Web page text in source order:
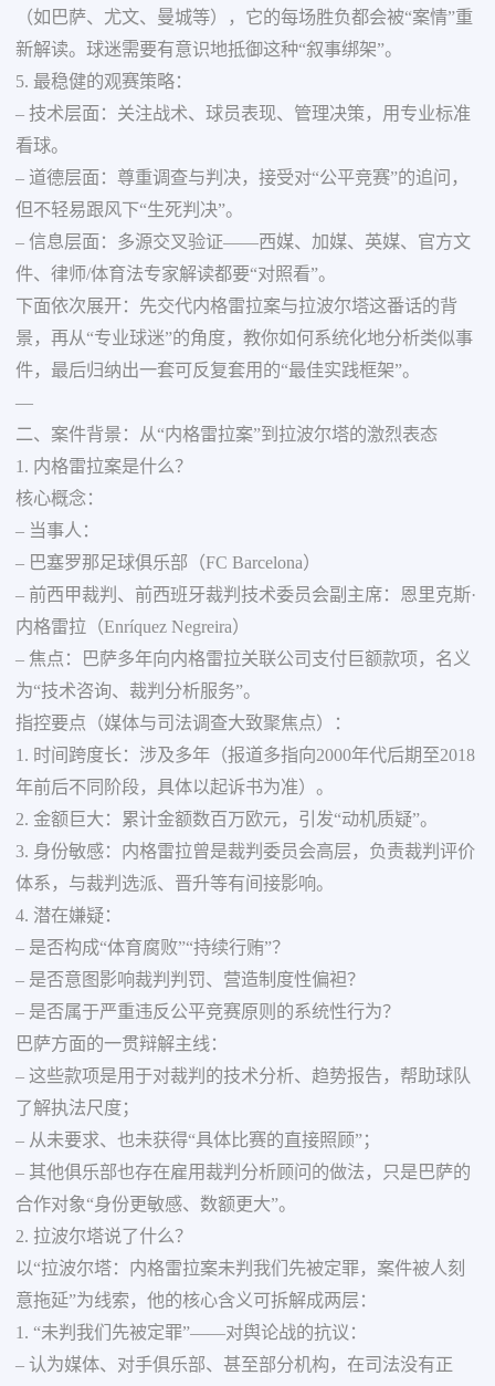
（如巴萨、尤文、曼城等），它的每场胜负都会被“案情”重
新解读。球迷需要有意识地抵御这种“叙事绑架”。
5. 最稳健的观赛策略：
– 技术层面：关注战术、球员表现、管理决策，用专业标准
看球。
– 道德层面：尊重调查与判决，接受对“公平竞赛”的追问，
但不轻易跟风下“生死判决”。
– 信息层面：多源交叉验证——西媒、加媒、英媒、官方文
件、律师/体育法专家解读都要“对照看”。
下面依次展开：先交代内格雷拉案与拉波尔塔这番话的背
景，再从“专业球迷”的角度，教你如何系统化地分析类似事
件，最后归纳出一套可反复套用的“最佳实践框架”。
—
二、案件背景：从“内格雷拉案”到拉波尔塔的激烈表态
1. 内格雷拉案是什么？
核心概念：
– 当事人：
– 巴塞罗那足球俱乐部（FC Barcelona）
– 前西甲裁判、前西班牙裁判技术委员会副主席：恩里克斯·
内格雷拉（Enríquez Negreira）
– 焦点：巴萨多年向内格雷拉关联公司支付巨额款项，名义
为“技术咨询、裁判分析服务”。
指控要点（媒体与司法调查大致聚焦点）：
1. 时间跨度长：涉及多年（报道多指向2000年代后期至2018
年前后不同阶段，具体以起诉书为准）。
2. 金额巨大：累计金额数百万欧元，引发“动机质疑”。
3. 身份敏感：内格雷拉曾是裁判委员会高层，负责裁判评价
体系，与裁判选派、晋升等有间接影响。
4. 潜在嫌疑：
– 是否构成“体育腐败”“持续行贿”？
– 是否意图影响裁判判罚、营造制度性偏袒？
– 是否属于严重违反公平竞赛原则的系统性行为？
巴萨方面的一贯辩解主线：
– 这些款项是用于对裁判的技术分析、趋势报告，帮助球队
了解执法尺度；
– 从未要求、也未获得“具体比赛的直接照顾”；
– 其他俱乐部也存在雇用裁判分析顾问的做法，只是巴萨的
合作对象“身份更敏感、数额更大”。
2. 拉波尔塔说了什么？
以“拉波尔塔：内格雷拉案未判我们先被定罪，案件被人刻
意拖延”为线索，他的核心含义可拆解成两层：
1. “未判我们先被定罪”——对舆论战的抗议：
– 认为媒体、对手俱乐部、甚至部分机构，在司法没有正